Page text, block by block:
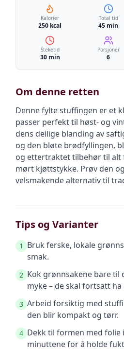
Kalorier
250 kcal
Total tid
45 min
Steketid
30 min
Porsjoner
6
Om denne retten
Denne fylte stuffingen er et
passer perfekt til høst- og
dens deilige blanding av
og den bløte brødfyllingen,
og ettertraktet tilbehør til alt
mørt kjøttstykke. Prøv den
velsmakende alternativ til
Tips og Varianter
1
Bruk ferske, lokale
smak.
2 Kok grønnsakene bare til
myke – de skal fortsatt
3 Arbeid forsiktig med
den blir kompakt og tørr.
4 Dekk til formen med folie
minuttene for å holde